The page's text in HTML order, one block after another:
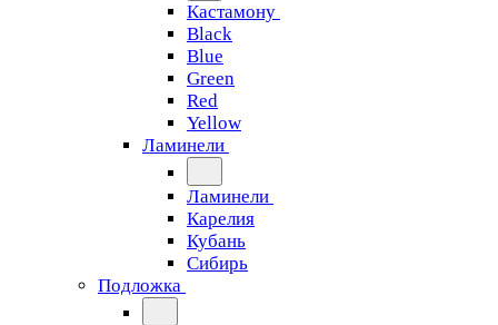
Кастамону
Black
Blue
Green
Red
Yellow
Ламинели
Ламинели
Карелия
Кубань
Сибирь
Подложка